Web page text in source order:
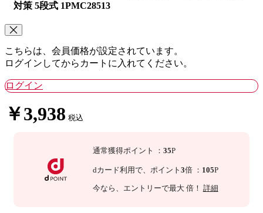
対策 5段式 1PMC28513
こちらは、会員価格が設定されています。
ログインしてからカートに入れてください。
ログイン
￥3,938 税込
通常獲得ポイント ： 35P
dカード利用で、 ポイント 3倍 ： 105P
今なら 、エントリーで最大 倍！ 詳細